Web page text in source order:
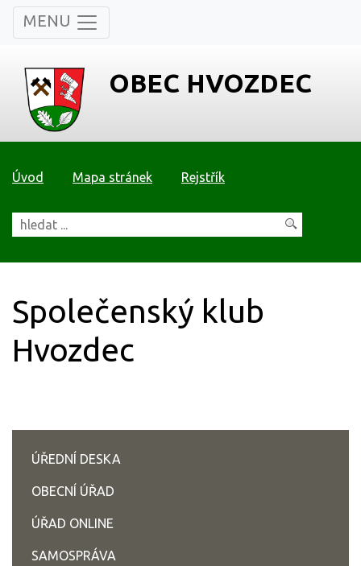
MENU
OBEC HVOZDEC
Úvod Mapa stránek Rejstřík
Společenský klub
Hvozdec
ÚŘEDNÍ DESKA
OBECNÍ ÚŘAD
ÚŘAD ONLINE
SAMOSPRÁVA